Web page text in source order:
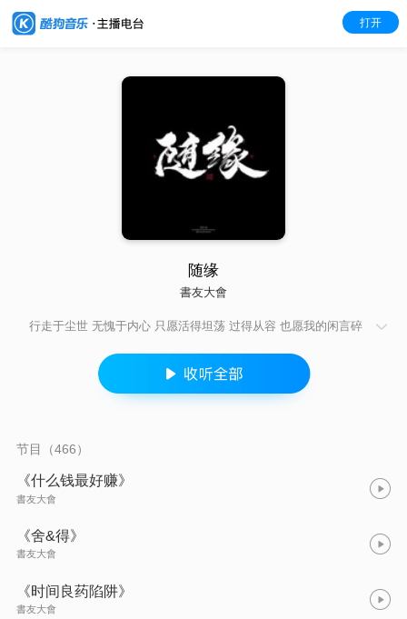
打开
随缘
書友大會
行走于尘世 无愧于内心 只愿活得坦荡 过得从容 也愿我的闲言碎
节目（466）
《什么钱最好赚》
書友大會
《舍&得》
書友大會
《时间良药陷阱》
書友大會